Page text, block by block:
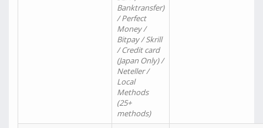
Banktransfer)
/ Perfect
Money /
Bitpay / Skrill
/ Credit card
(Japan Only) /
Neteller /
Local
Methods
(25+
methods)